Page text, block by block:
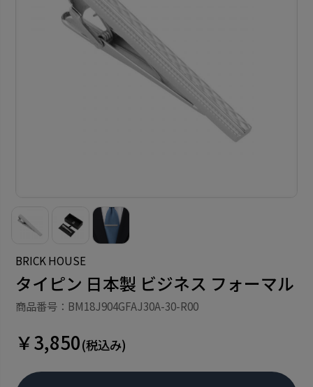
BRICK HOUSE
タイピン 日本製 ビジネス フォーマル
商品番号：BM18J904GFAJ30A-30-R00
￥3,850(税込み)